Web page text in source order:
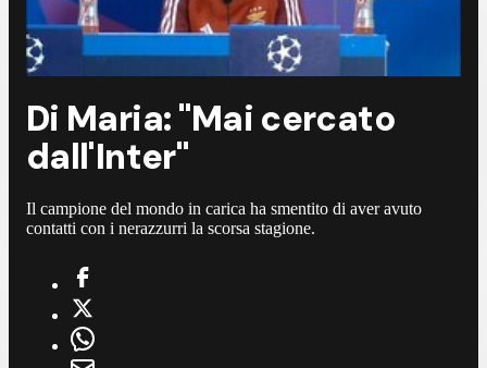
Di Maria: "Mai cercato
dall'Inter"
Il campione del mondo in carica ha smentito di aver avuto
contatti con i nerazzurri la scorsa stagione.